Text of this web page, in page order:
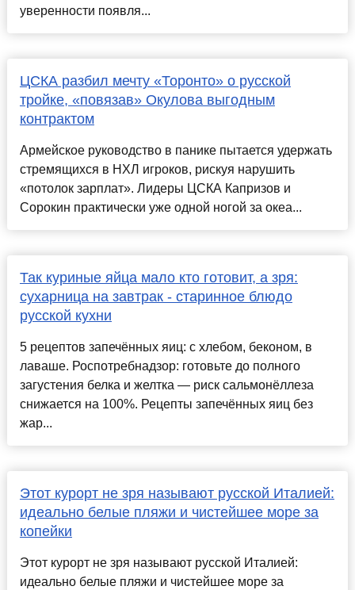
уверенности появля...
ЦСКА разбил мечту «Торонто» о русской
тройке, «повязав» Окулова выгодным
контрактом
Армейское руководство в панике пытается удержать
стремящихся в НХЛ игроков, рискуя нарушить
«потолок зарплат». Лидеры ЦСКА Капризов и
Сорокин практически уже одной ногой за океа...
Так куриные яйца мало кто готовит, а зря:
сухарница на завтрак - старинное блюдо
русской кухни
5 рецептов запечённых яиц: с хлебом, беконом, в
лаваше. Роспотребнадзор: готовьте до полного
загустения белка и желтка — риск сальмонёллеза
снижается на 100%. Рецепты запечённых яиц без
жар...
Этот курорт не зря называют русской Италией:
идеально белые пляжи и чистейшее море за
копейки
Этот курорт не зря называют русской Италией:
идеально белые пляжи и чистейшее море за